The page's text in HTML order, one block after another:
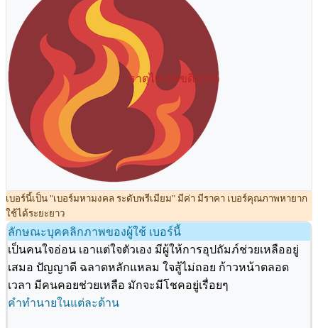
ธาตุไฟ (เลขดีมาก)
เบอร์นี้เป็น "เบอร์มหามงคล ระดับพรีเมียม" มีค่า มีราคา เบอร์คุณภาพหายาก
ใช้ได้ระยะยาว
ลักษณะบุคคลิกภาพของผู้ใช้ เบอร์นี้
เป็นคนใจอ่อน เอาแต่ใจตัวเอง มีผู้ให้การอุปถัมภ์ช่วยเหลืออยู่
เสมอ ปัญญาดี ฉลาดหลักแหลม ใจสู้ไม่ถอย ก้าวหน้าตลอด
เวลา มีคนคอยช่วยเหลือ มักจะมีโชคอยู่เรื่อยๆ
คำทำนายในแต่ละด้าน